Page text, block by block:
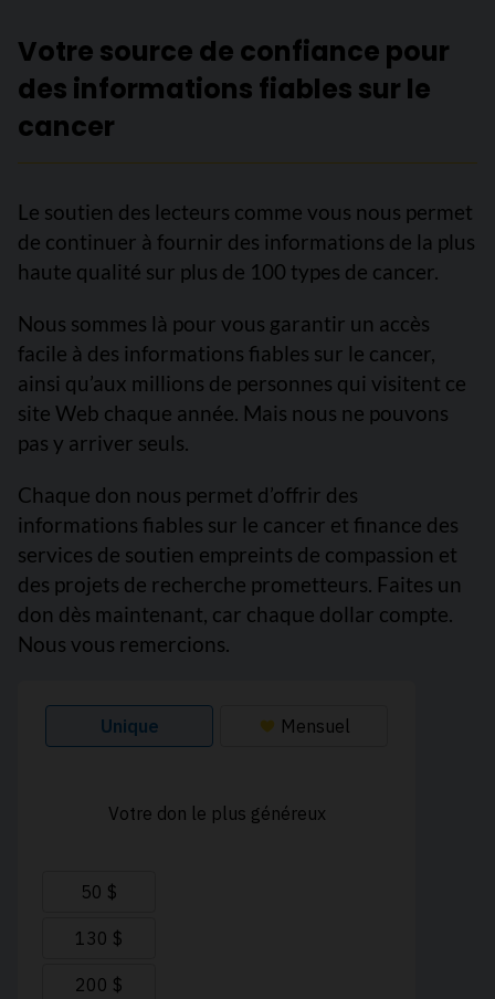
Votre source de confiance pour
des informations fiables sur le
cancer
Le soutien des lecteurs comme vous nous permet
de continuer à fournir des informations de la plus
haute qualité sur plus de 100 types de cancer.
Nous sommes là pour vous garantir un accès
facile à des informations fiables sur le cancer,
ainsi qu’aux millions de personnes qui visitent ce
site Web chaque année. Mais nous ne pouvons
pas y arriver seuls.
Chaque don nous permet d’offrir des
informations fiables sur le cancer et finance des
services de soutien empreints de compassion et
des projets de recherche prometteurs. Faites un
don dès maintenant, car chaque dollar compte.
Nous vous remercions.